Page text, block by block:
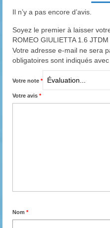
Il n’y a pas encore d’avis.
Soyez le premier à laisser
ROMEO GIULIETTA 1.6
Votre adresse e-mail ne sera
obligatoires sont indiqués avec
Votre note *
Votre avis *
Nom *